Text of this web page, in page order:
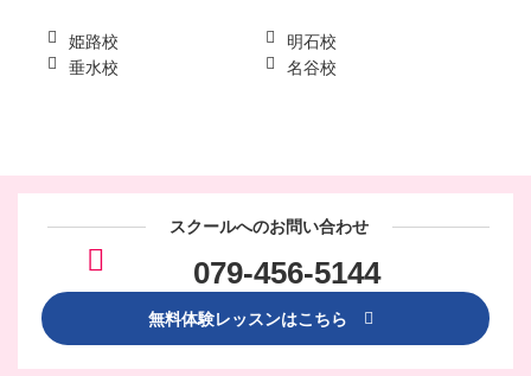
姫路校
明石校
垂水校
名谷校
スクールへのお問い合わせ
079-456-5144
無料体験レッスンはこちら